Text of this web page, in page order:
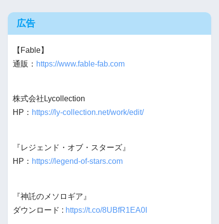
広告
【Fable】
通販： https://www.fable-fab.com
株式会社Lycollection
HP： https://ly-collection.net/work/edit/
『レジェンド・オブ・スターズ』
HP： https://legend-of-stars.com
『神託のメソロギア』
ダウンロード : https://t.co/8UBfR1EA0I